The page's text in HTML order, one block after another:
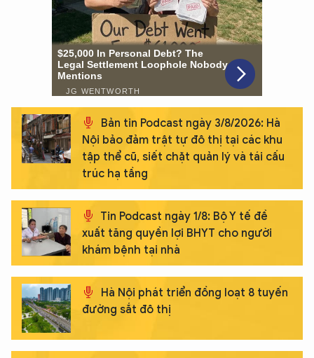
Bản tin Podcast ngày 3/8/2026: Hà
Nội bảo đảm trật tự đô thị tại các khu
tập thể cũ, siết chặt quản lý và tái cấu
trúc hạ tầng
Tin Podcast ngày 1/8: Bộ Y tế đề
xuất tăng quyền lợi BHYT cho người
khám bệnh tại nhà
Hà Nội phát triển đồng loạt 8 tuyến
đường sắt đô thị